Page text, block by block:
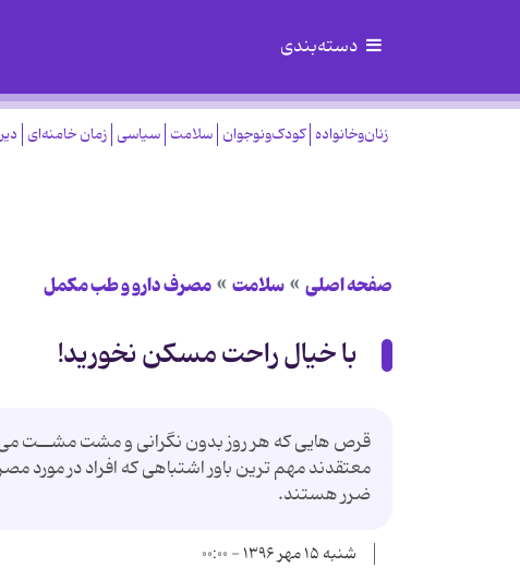
دسته‌بندی
زنان‌وخانواده کودک‌ونوجوان سلامت سیاسی زمان خامنه‌ای
صفحه اصلی سلامت مصرف دارو و طب مکمل
با خیال راحت مسکن نخورید!
قرص هایى که هر روز بدون نگرانى و مشت مشــت
معتقدند مهم ترین باور اشتباهى که افراد در مورد
ضرر هستند.
شنبه ۱۵ مهر ۱۳۹۶ - ۰۰:۰۰